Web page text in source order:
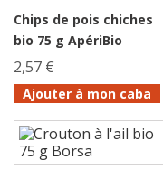
Chips de pois chiches
bio 75 g ApériBio
2,57 €
Ajouter à mon caba